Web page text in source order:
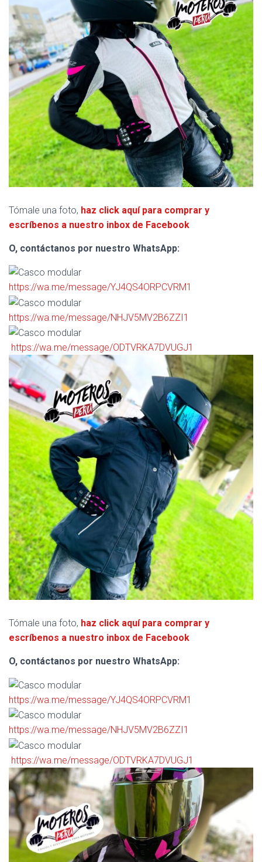
Tómale una foto, haz click aquí para comprar y
escríbenos a nuestro inbox de Facebook
O, contáctanos por nuestro WhatsApp:
https://wa.me/message/YJ4QS4ORPCVRM1
https://wa.me/message/NHJV5MV2B6ZZI1
https://wa.me/message/ODTVRKA7DVUGJ1
Tómale una foto, haz click aquí para comprar y
escríbenos a nuestro inbox de Facebook
O, contáctanos por nuestro WhatsApp:
https://wa.me/message/YJ4QS4ORPCVRM1
https://wa.me/message/NHJV5MV2B6ZZI1
https://wa.me/message/ODTVRKA7DVUGJ1